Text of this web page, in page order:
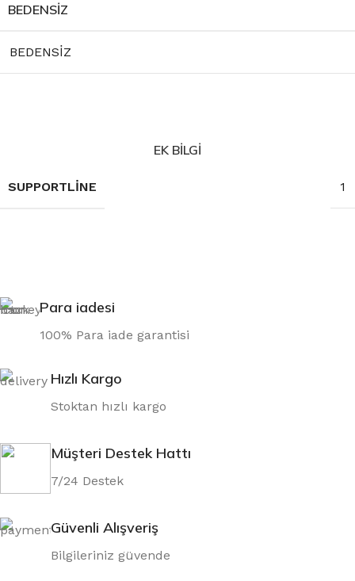
BEDENSİZ
BEDENSİZ
EK BILGI
SUPPORTLINE 1
Para iadesi
100% Para iade garantisi
Hızlı Kargo
Stoktan hızlı kargo
Müşteri Destek Hattı
7/24 Destek
Güvenli Alışveriş
Bilgileriniz güvende